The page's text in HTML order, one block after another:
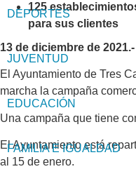
DEPORTES
JUVENTUD
EDUCACIÓN
FAMILIA E IGUALDAD
125
para sus clientes
13 de diciembre de 2021.-
El Ayuntamiento de Tres
marcha la campaña
Una campaña que tiene
El Ayuntamiento está
al 15 de enero.